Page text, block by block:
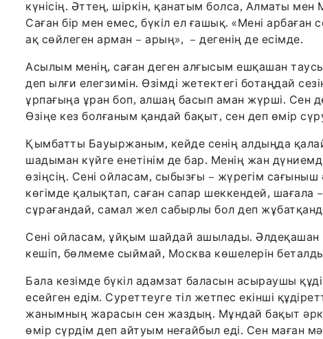
күнісің. Әттең, шіркін, қанатым болса, Алматы
Саған бір мен емес, бүкіл ел ғашық. «Мені арбаған
ақ сөйлеген арман – арың», – дегенің де есімде.
Асылым менің, саған деген алғысым ешқашан
деп ылғи елегзимін. Өзімді жетектегі ботаңдай
ұрпағыңа ұран боп, алшаң басып аман жүрші. Сен
Өзіңе кез болғаным қандай бақыт, сен деп өмір
Қымбатты Бауыржаным, кейде сенің алдыңда
шадыман күйге енетінім де бар. Менің жан
өзіңсің. Сені ойласам, сыбызғы – жүрегім
көгімде қалықтап, саған сапар шеккендей,
сұрағандай, самал жел сабырлы бол деп
Сені ойласам, ұйқым шайдай ашылады. Әлдеқашан
кешіп, бөлмеме сыймай, Москва көшелерін беталды
Бала кезімде бүкіл адамзат баласын асыраушы
есейген едім. Суреттеуге тіл жетпес екінші
жанымның жарасын сен жаздың. Мұндай бақыт
өмір сүрдім деп айтуым неғайбыл еді. Сен маған